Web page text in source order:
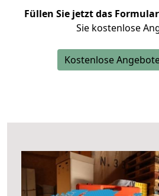
Füllen Sie jetzt das
Sie kostenlose
Kostenlose